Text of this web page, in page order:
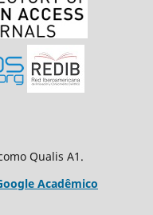
Qualis A1.
Acadêmico